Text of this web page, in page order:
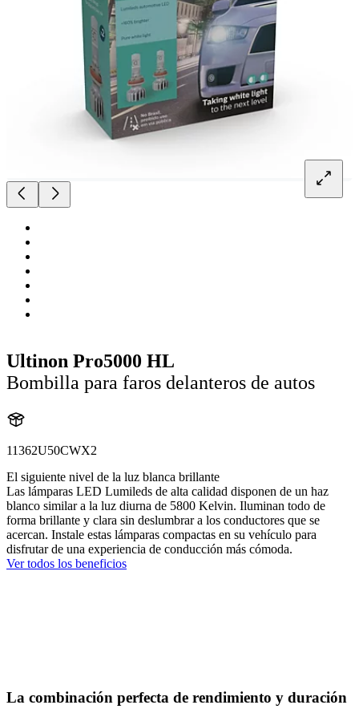
Ultinon Pro5000 HL
Bombilla para faros delanteros de autos
11362U50CWX2
El siguiente nivel de la luz blanca brillante
Las lámparas LED Lumileds de alta calidad disponen de un haz
blanco similar a la luz diurna de 5800 Kelvin. Iluminan todo de
forma brillante y clara sin deslumbrar a los conductores que se
acercan. Instale estas lámparas compactas en su vehículo para
disfrutar de una experiencia de conducción más cómoda.
Ver todos los beneficios
La combinación perfecta de rendimiento y duración